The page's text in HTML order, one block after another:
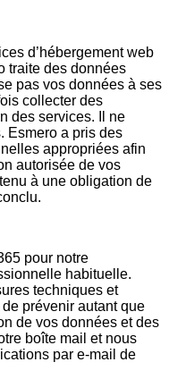
d’hébergement web
traite des données
pas vos données à ses
collecter des
des services. Il ne
Esmero a pris des
appropriées afin
autorisée de vos
à une obligation de
pour notre
habituelle.
techniques et
prévenir autant que
de vos données et des
boîte mail et nous
par e-mail de